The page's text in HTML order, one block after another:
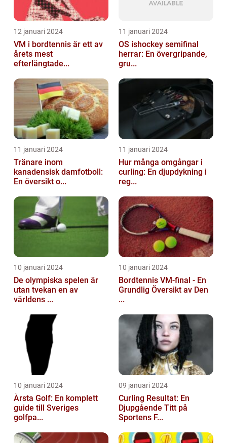
12 januari 2024
VM i bordtennis är ett av
årets mest
efterlängtade...
11 januari 2024
OS ishockey semifinal
herrar: En övergripande,
gru...
11 januari 2024
Tränare inom
kanadensisk damfotboll:
En översikt o...
11 januari 2024
Hur många omgångar i
curling: En djupdykning i
reg...
10 januari 2024
De olympiska spelen är
utan tvekan en av
världens ...
10 januari 2024
Bordtennis VM-final - En
Grundlig Översikt av Den
...
10 januari 2024
Årsta Golf: En komplett
guide till Sveriges
golfpa...
09 januari 2024
Curling Resultat: En
Djupgående Titt på
Sportens F...